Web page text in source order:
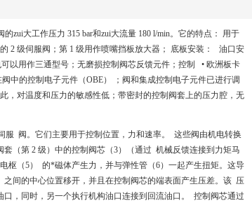
的zui大工作压力 315 bar和zui大流量 180 l/min。它的特点： 用于
2 级伺服阀；第 1 级用作喷嘴挡板放大器； 底板安装： 油口安
以用作三通型号；无磨损控制阀芯反馈元件；控制 • 欧洲板卡
中的控制电子元件（OBE） ；阀和集成控制电子元件已进行调
，对温度和压力的敏感性低；带密封的控制阀套上的压力腔，无
服 阀。它们主要用于控制位置，力和速率。 这些阀由机电转换
（第 2 级）中的控制阀芯（3）（通过 机械反馈连接到力矩马
枢（5） 的*磁体产生力，并与弹性管（6）一起产生扭矩。这导
间的中心位置移开，并且在控制阀芯的端表面产生压差。该 压
，同时，另一个执行机构油口连接到回流油口。 控制阀芯通过